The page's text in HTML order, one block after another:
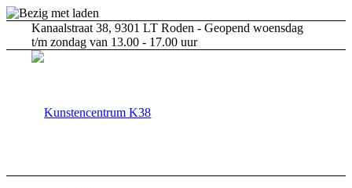
Kanaalstraat 38, 9301 LT Roden - Geopend woensdag
t/m zondag van 13.00 - 17.00 uur